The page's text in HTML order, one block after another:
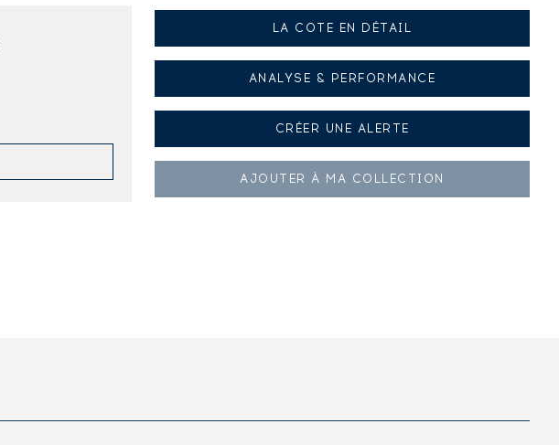
LA COTE EN DÉTAIL
ANALYSE & PERFORMANCE
CRÉER UNE ALERTE
AJOUTER À MA COLLECTION